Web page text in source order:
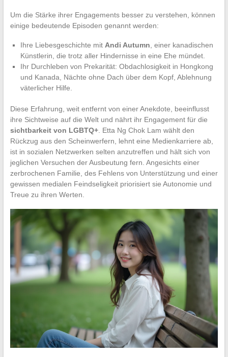
Um die Stärke ihrer Engagements besser zu verstehen, können
einige bedeutende Episoden genannt werden:
Ihre Liebesgeschichte mit Andi Autumn , einer kanadischen
Künstlerin, die trotz aller Hindernisse in eine Ehe mündet.
Ihr Durchleben von Prekarität: Obdachlosigkeit in Hongkong
und Kanada, Nächte ohne Dach über dem Kopf, Ablehnung
väterlicher Hilfe.
Diese Erfahrung, weit entfernt von einer Anekdote, beeinflusst
ihre Sichtweise auf die Welt und nährt ihr Engagement für die
sichtbarkeit von LGBTQ+. Etta Ng Chok Lam wählt den
Rückzug aus den Scheinwerfern, lehnt eine Medienkarriere ab,
ist in sozialen Netzwerken selten anzutreffen und hält sich von
jeglichen Versuchen der Ausbeutung fern. Angesichts einer
zerbrochenen Familie, des Fehlens von Unterstützung und einer
gewissen medialen Feindseligkeit priorisiert sie Autonomie und
Treue zu ihren Werten.